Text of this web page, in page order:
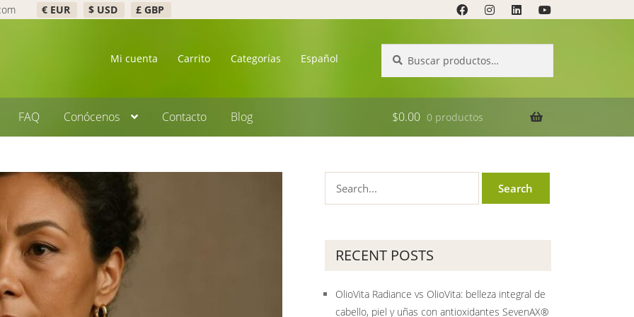
€ EUR $ USD £ GBP
Mi cuenta Carrito Categorías Español
por:
FAQ Conócenos Contacto Blog $0.00 0 productos
RECENT POSTS
OlioVita Radiance vs OlioVita: belleza integral de
cabello, piel y uñas con antioxidantes SevenAX®